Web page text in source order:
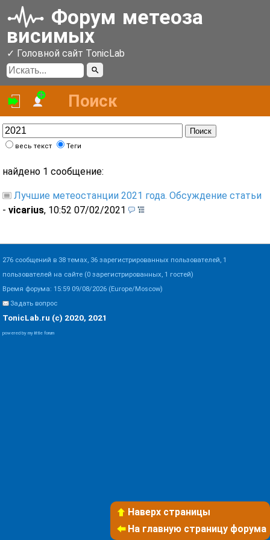
Форум метеоза
висимых
✓ Головной сайт TonicLab
Зарегистрироваться
Поиск
Поиск
весь текст Теги
найдено 1 сообщение:
Лучшие метеостанции 2021 года. Обсуждение статьи
- vicarius, 10:52 07/02/2021
276 сообщений в 38 темах, 36 зарегистрированных пользователей, 1
пользователей на сайте (0 зарегистрированных, 1 гостей)
Время форума: 15:59 09/08/2026 (Europe/Moscow)
Задать вопрос
TonicLab.ru (c) 2020, 2021
powered by my little forum
Наверх страницы
На главную страницу форума